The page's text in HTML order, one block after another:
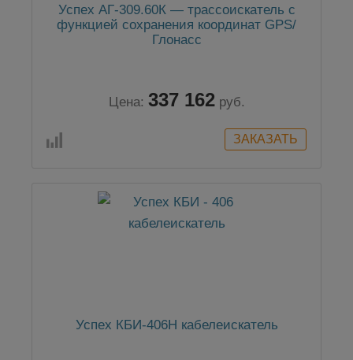
Успех АГ-309.60К — трассоискатель с
функцией сохранения координат GPS/
Глонасс
Цена: 337 162 руб.
Успех КБИ-406Н кабелеискатель